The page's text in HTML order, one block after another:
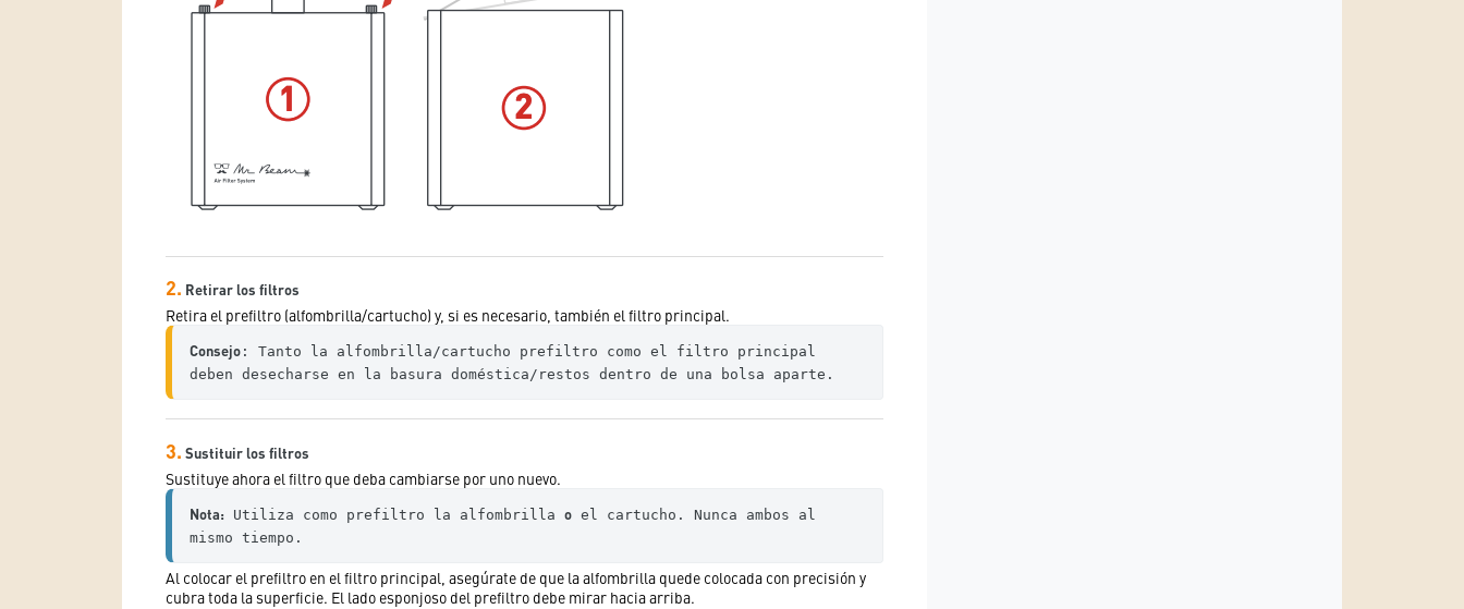
2. Retirar los filtros
Retira el prefiltro (alfombrilla/cartucho) y, si es necesario, también el filtro principal.
Consejo : Tanto la alfombrilla/cartucho prefiltro como el filtro principal
deben desecharse en la basura doméstica/restos dentro de una bolsa aparte.
3. Sustituir los filtros
Sustituye ahora el filtro que deba cambiarse por uno nuevo.
Nota: Utiliza como prefiltro la alfombrilla o el cartucho. Nunca ambos al
mismo tiempo.
Al colocar el prefiltro en el filtro principal, asegúrate de que la alfombrilla quede colocada con precisión y
cubra toda la superficie. El lado esponjoso del prefiltro debe mirar hacia arriba.